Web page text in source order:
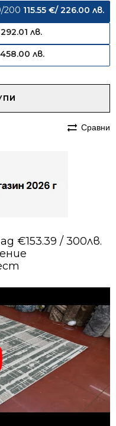
200 115.55 €/ 226.00 лв.
лв.
лв.
Сравни
€153.39 / 300лв.